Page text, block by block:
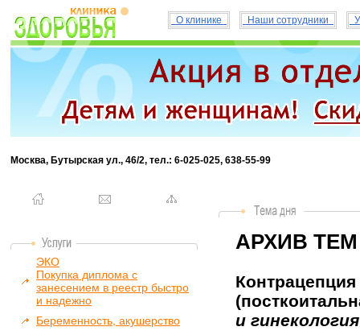
О клинике Наши сотрудники
Москва, Бутырская ул., 46/2, тел.: 6-025-025, 638-55-99
ЭКО
Покупка диплома с
занесением в реестр быстро
и надежно
Беременность, акушерство
АРХИВ ТЕМ
и гинекология